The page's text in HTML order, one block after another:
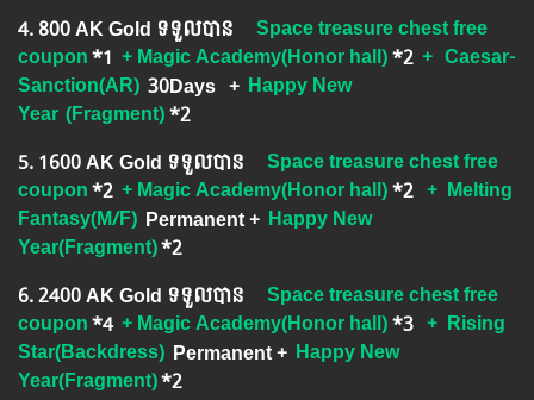
4.​ 800 AK Gold ទទួលបាន
Space treasure chest free
coupon*1 + Magic Academy(Honor hall)*2 + Caesar-
Sanction(AR) 30Days + Happy New
Year (Fragment)*2
5.​ 1600 AK Gold ទទួលបាន
Space treasure chest free
coupon*2 + Magic Academy(Honor hall)*2 + Melting
Fantasy(M/F) Permanent + Happy New
Year(Fragment)*2
6. ​2400 AK Gold ទទួលបាន
Space treasure chest free
coupon*4 + Magic Academy(Honor hall)*3 + Rising
Star(Backdress) Permanent+ Happy New
Year(Fragment)*2